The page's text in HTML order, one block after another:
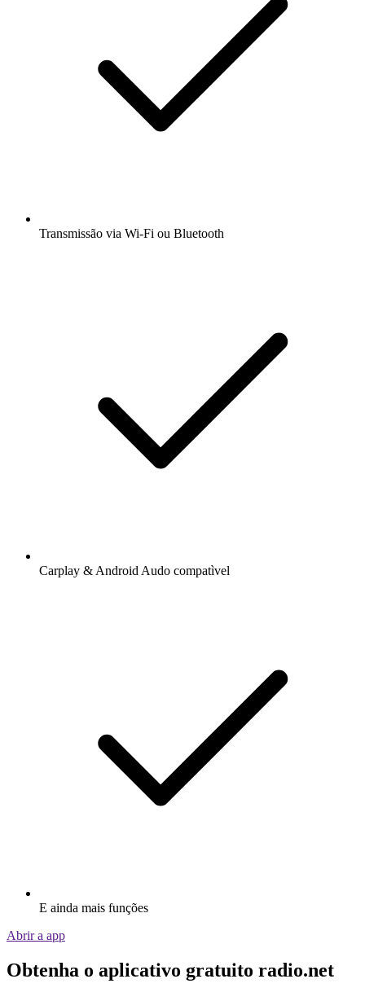
Transmissão via Wi-Fi ou Bluetooth
Carplay & Android Audo compatìvel
E ainda mais funções
Abrir a app
Obtenha o aplicativo gratuito radio.net